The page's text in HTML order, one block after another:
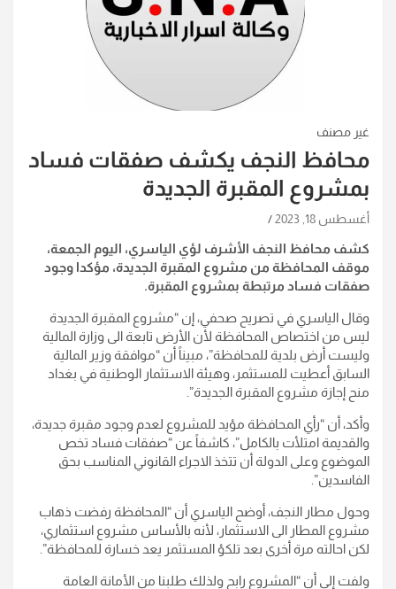
غير مصنف
محافظ النجف يكشف صفقات فساد
بمشروع المقبرة الجديدة
أغسطس 18, 2023
كشف محافظ النجف الأشرف لؤي الياسري، اليوم الجمعة،
موقف المحافظة من مشروع المقبرة الجديدة، مؤكدا وجود
صفقات فساد مرتبطة بمشروع المقبرة.
وقال الياسري في تصريح صحفي، إن “مشروع المقبرة الجديدة
ليس من اختصاص المحافظة لأن الأرض تابعة الى وزارة المالية
وليست أرض بلدية للمحافظة”، مبيناً أن “موافقة وزير المالية
السابق أعطيت للمستثمر، وهيئة الاستثمار الوطنية في بغداد
منح إجازة مشروع المقبرة الجديدة”.
وأكد، أن “رأي المحافظة مؤيد للمشروع لعدم وجود مقبرة جديدة،
والقديمة امتلأت بالكامل”، كاشفاً عن “صفقات فساد تخص
الموضوع وعلى الدولة أن تتخذ الاجراء القانوني المناسب بحق
الفاسدين”.
وحول مطار النجف، أوضح الياسري أن “المحافظة رفضت ذهاب
مشروع المطار الى الاستثمار، لأنه بالأساس مشروع استثماري،
لكن احالته مرة أخرى بعد تلكؤ المستثمر يعد خسارة للمحافظة”.
ولفت إلى أن “المشروع رابح ولذلك طلبنا من الأمانة العامة